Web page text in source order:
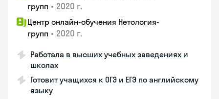
групп • 2020 г.
Центр онлайн-обучения Нетология-
групп • 2020 г.
Работала в высших учебных заведениях и
школах
Готовит учащихся к ОГЭ и ЕГЭ по английскому
языку